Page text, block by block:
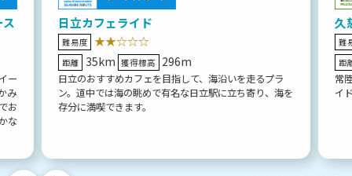
ー
み
お
な
日立カフェライド
難易度 ★★☆☆☆
距離 35km 獲得標高 296m
日立のおすすめカフェを目指して、海沿いを走るプラ
ン。道中では海の眺めで有名な日立駅に立ち寄り、海を
存分に満喫できます。
久
難
距
常
イ